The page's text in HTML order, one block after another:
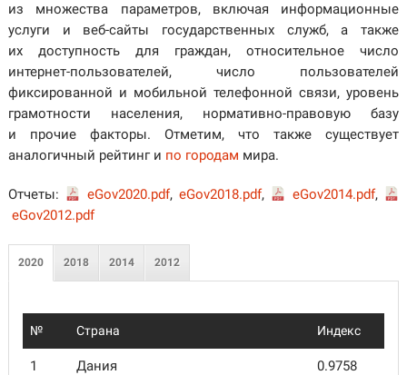
из множества параметров, включая информационные
услуги и веб-сайты государственных служб, а также
их доступность для граждан, относительное число
интернет-пользователей, число пользователей
фиксированной и мобильной телефонной связи, уровень
грамотности населения, нормативно-правовую базу
и прочие факторы. Отметим, что также существует
аналогичный рейтинг и по городам мира.
Отчеты: eGov2020.pdf,eGov2018.pdf, eGov2014.pdf,
eGov2012.pdf
2020 2018 2014 2012
№ Страна Индекс
1 Дания 0.9758